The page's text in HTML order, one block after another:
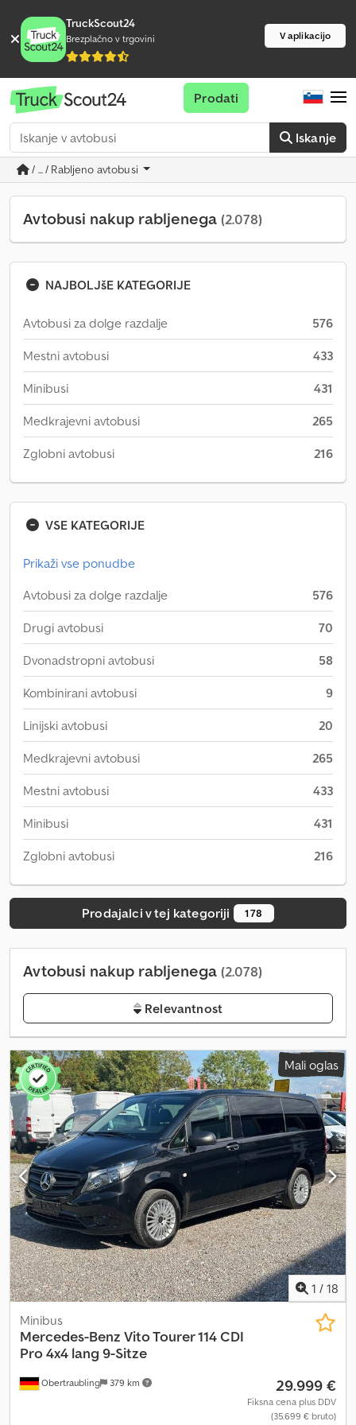
TruckScout24
Brezplačno v trgovini V aplikacijo
Iskanje
Prodati
/ ... / Rabljeno avtobusi
Avtobusi nakup rabljenega (2.078)
NAJBOLJšE KATEGORIJE
Avtobusi za dolge razdalje 576
Mestni avtobusi 433
Minibusi 431
Medkrajevni avtobusi 265
Zglobni avtobusi 216
VSE KATEGORIJE
Prikaži vse ponudbe
Avtobusi za dolge razdalje
576
Drugi avtobusi 70
Dvonadstropni avtobusi 58
Kombinirani avtobusi 9
Linijski avtobusi 20
Medkrajevni avtobusi 265
Mestni avtobusi 433
Minibusi 431
Zglobni avtobusi 216
Prodajalci v tej kategoriji 178
Avtobusi nakup rabljenega (2.078)
Relevantnost
Mali oglas
1 / 18
Obertraubling 379 km
Minibus
Mercedes-Benz Vito Tourer 114 CDI
Pro 4x4 lang 9-Sitze
29.999 €
Fiksna cena plus DDV
(35.699 € bruto)